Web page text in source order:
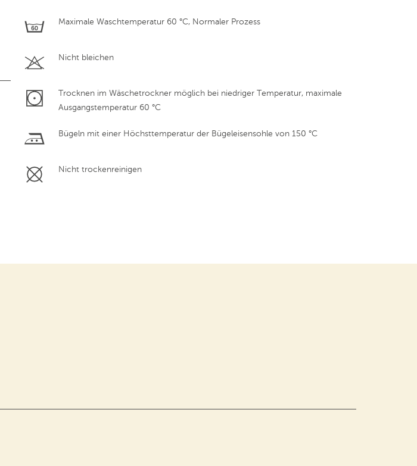
Maximale Waschtemperatur 60 °C, Normaler Prozess
Nicht bleichen
Trocknen im Wäschetrockner möglich bei niedriger Temperatur, maximale
Ausgangstemperatur 60 °C
Bügeln mit einer Höchsttemperatur der Bügeleisensohle von 150 °C
Nicht trockenreinigen